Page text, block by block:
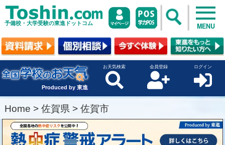
予備校・大学受験の東進ドットコム MENU
Produced by 東進
お天気検索 会員登録 ログイン
Home > 佐賀県 > 佐賀市